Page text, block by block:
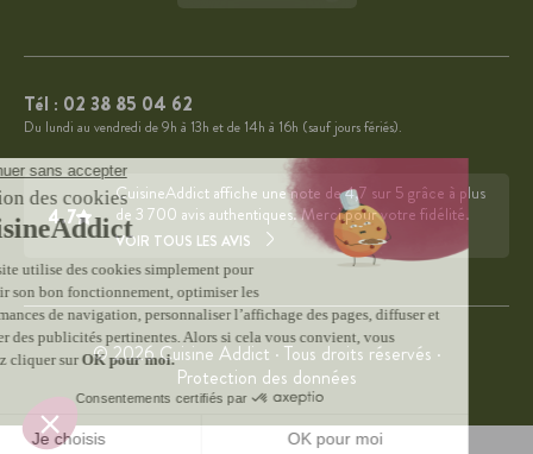
Tél : 02 38 85 04 62
Du lundi au vendredi de 9h à 13h et de 14h à 16h (sauf jours fériés).
4.7
CuisineAddict affiche une note de 4,7 sur 5 grâce à plus
de 3 700 avis authentiques. Merci pour votre fidélité.
VOIR TOUS LES AVIS
© 2026 Cuisine Addict · Tous droits réservés ·
Protection des données